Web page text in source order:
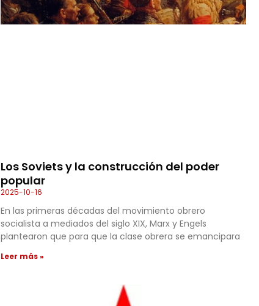
Los Soviets y la construcción del poder
popular
2025-10-16
En las primeras décadas del movi­miento obrero
socialista a mediados del siglo XIX, Marx y Engels
plantea­ron que para que la clase obrera se emancipara
Leer más »